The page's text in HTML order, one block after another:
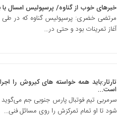
خبرهای خوب از گناوه/ پرسپولیس امسال با
مرتضی خضری: پرسپولیس گناوه که در طی
آغاز تمرینات بود و حتی در...
تارتار:باید همه خواسته های کیروش را
است...
سرمربی تیم فوتبال پارس جنوبی جم
شود تا او تمام تمرکزش را روی مسائل فنی...